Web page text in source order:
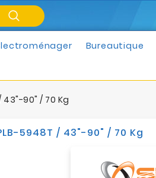
Bureautique
43"-90" / 70 Kg
5948T / 43"-90" / 70 Kg